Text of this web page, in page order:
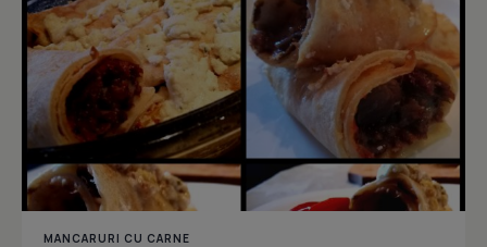
MANCARURI CU CARNE